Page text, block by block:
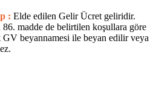
: Elde edilen Gelir Ücret geliridir.
madde de belirtilen koşullara göre
GV beyannamesi ile beyan edilir veya